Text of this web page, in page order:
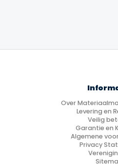
Over
Levering en
Veilig
Garantie en
Algemene
Privacy